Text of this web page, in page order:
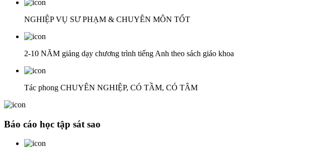
NGHIỆP VỤ SƯ PHẠM & CHUYÊN MÔN TỐT
2-10 NĂM giảng dạy chương trình tiếng Anh theo sách giáo khoa
Tác phong CHUYÊN NGHIỆP, CÓ TẦM, CÓ TÂM
Báo cáo học tập sát sao